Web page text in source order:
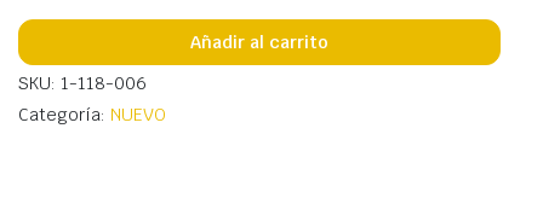
Añadir al carrito
SKU: 1-118-006
Categoría: NUEVO